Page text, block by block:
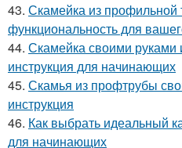
43. Скамейка из профильной
функциональность для
44. Скамейка своими руками
инструкция для начинающих
45. Скамья из профтрубы
инструкция
46. Как выбрать идеальный
для начинающих